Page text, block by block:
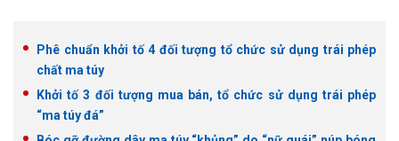
Phê chuẩn khởi tố 4 đối tượng tổ chức sử dụng trái phép
chất ma túy
Khởi tố 3 đối tượng mua bán, tổ chức sử dụng trái phép
“ma túy đá”